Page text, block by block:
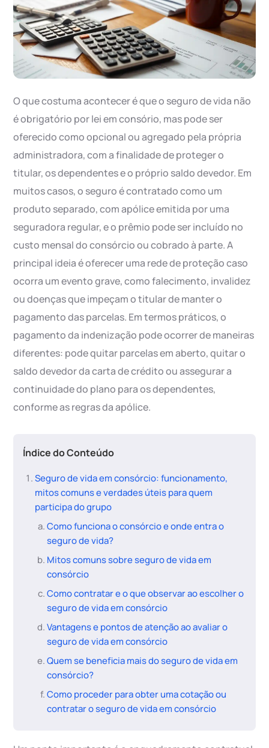
O que costuma acontecer é que o seguro de vida não
é obrigatório por lei em consório, mas pode ser
oferecido como opcional ou agregado pela própria
administradora, com a finalidade de proteger o
titular, os dependentes e o próprio saldo devedor. Em
muitos casos, o seguro é contratado como um
produto separado, com apólice emitida por uma
seguradora regular, e o prêmio pode ser incluído no
custo mensal do consórcio ou cobrado à parte. A
principal ideia é oferecer uma rede de proteção caso
ocorra um evento grave, como falecimento, invalidez
ou doenças que impeçam o titular de manter o
pagamento das parcelas. Em termos práticos, o
pagamento da indenização pode ocorrer de maneiras
diferentes: pode quitar parcelas em aberto, quitar o
saldo devedor da carta de crédito ou assegurar a
continuidade do plano para os dependentes,
conforme as regras da apólice.
Índice do Conteúdo
Seguro de vida em consórcio: funcionamento,
mitos comuns e verdades úteis para quem
participa do grupo
Como funciona o consórcio e onde entra o
seguro de vida?
Mitos comuns sobre seguro de vida em
consórcio
Como contratar e o que observar ao escolher o
seguro de vida em consórcio
Vantagens e pontos de atenção ao avaliar o
seguro de vida em consórcio
Quem se beneficia mais do seguro de vida em
consórcio?
Como proceder para obter uma cotação ou
contratar o seguro de vida em consórcio